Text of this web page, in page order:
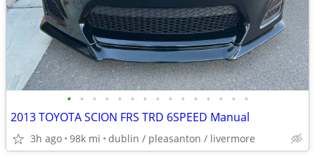
• • • • • • • • • • • • • • •
2013 TOYOTA SCION FRS TRD 6SPEED Manual
3h ago 98k mi dublin / pleasanton / livermore